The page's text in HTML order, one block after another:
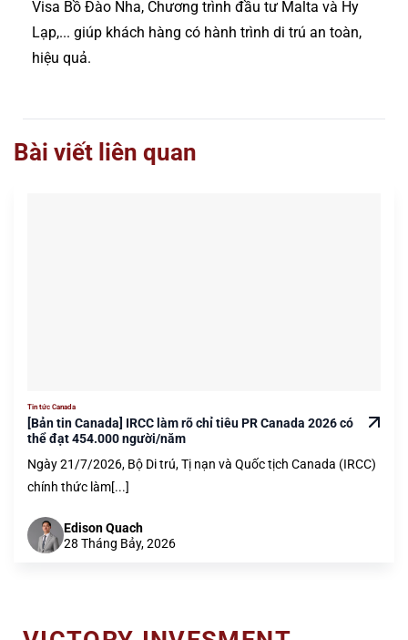
Visa Bồ Đào Nha, Chương trình đầu tư Malta và Hy
Lạp,... giúp khách hàng có hành trình di trú an toàn,
hiệu quả.
Bài viết liên quan
Tin tức Canada
[Bản tin Canada] IRCC làm rõ chỉ tiêu PR Canada 2026 có
thể đạt 454.000 người/năm
Ngày 21/7/2026, Bộ Di trú, Tị nạn và Quốc tịch Canada (IRCC)
chính thức làm[...]
Edison Quach
28 Tháng Bảy, 2026